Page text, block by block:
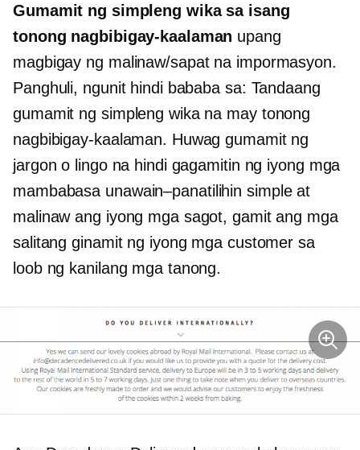
Gumamit ng simpleng wika sa isang
tonong nagbibigay-kaalaman upang
magbigay ng malinaw/sapat na impormasyon.
Panghuli, ngunit hindi bababa sa: Tandaang
gumamit ng simpleng wika na may tonong
nagbibigay-kaalaman. Huwag gumamit ng
jargon o lingo na hindi gagamitin ng iyong mga
mambabasa unawain–panatilihin simple at
malinaw ang iyong mga sagot, gamit ang mga
salitang ginamit ng iyong mga customer sa
loob ng kanilang mga tanong.